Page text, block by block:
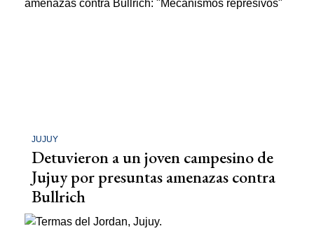
JUJUY
Detuvieron a un joven campesino de
Jujuy por presuntas amenazas contra
Bullrich